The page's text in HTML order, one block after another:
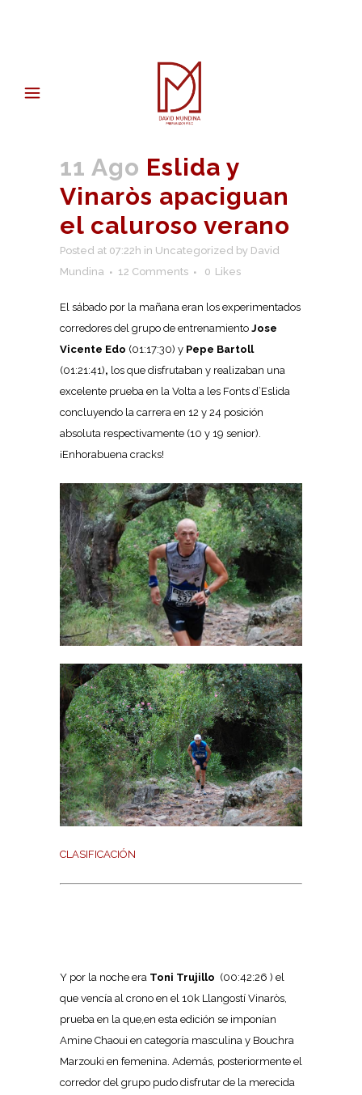
11 Ago Eslida y
Vinaròs apaciguan
el caluroso verano
Posted at 07:22h in Uncategorized by David
Mundina
12 Comments 0 Likes
El sábado por la mañana eran los experimentados
corredores del grupo de entrenamiento Jose
Vicente Edo (01:17:30) y Pepe Bartoll
(01:21:41), los que disfrutaban y realizaban una
excelente prueba en la Volta a les Fonts d’Eslida
concluyendo la carrera en 12 y 24 posición
absoluta respectivamente (10 y 19 senior).
¡Enhorabuena cracks!
CLASIFICACIÓN
Y por la noche era Toni Trujillo (00:42:26 ) el
que vencía al crono en el 10k Llangostí Vinaròs,
prueba en la que,en esta edición se imponían
Amine Chaoui en categoría masculina y Bouchra
Marzouki en femenina. Además, posteriormente el
corredor del grupo pudo disfrutar de la merecida